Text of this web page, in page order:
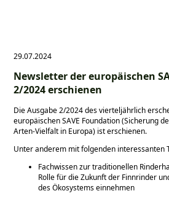
29.07.2024
Newsletter der europäischen
2/2024 erschienen
Die Ausgabe 2/2024 des vierteljährlich
europäischen SAVE Foundation (Sicherung
Arten-Vielfalt in Europa) ist erschienen.
Unter anderem mit folgenden interessanten
Fachwissen zur traditionellen
Rolle für die Zukunft der Finnrinder
des Ökosystems einnehmen